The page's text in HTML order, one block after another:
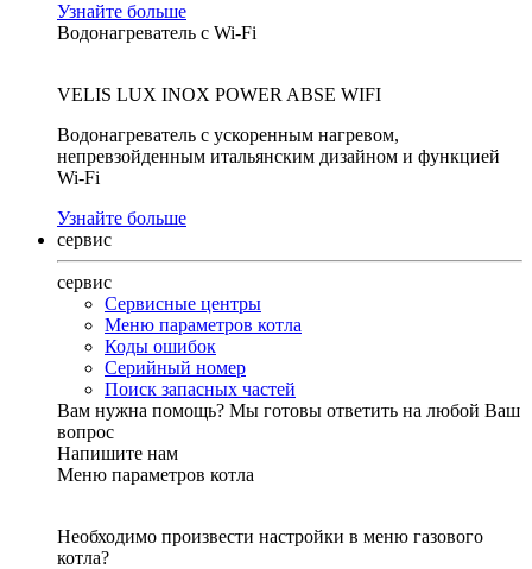
Узнайте больше
Водонагреватель с Wi-Fi
VELIS LUX INOX POWER ABSE WIFI
Водонагреватель с ускоренным нагревом,
непревзойденным итальянским дизайном и функцией
Wi-Fi
Узнайте больше
сервис
сервис
Сервисные центры
Меню параметров котла
Коды ошибок
Серийный номер
Поиск запасных частей
Вам нужна помощь? Мы готовы ответить на любой Ваш
вопрос
Напишите нам
Меню параметров котла
Необходимо произвести настройки в меню газового
котла?